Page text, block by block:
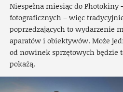
Niespełna miesiąc do
fotograficznych – więc
poprzedzających to wydarzenie
aparatów i obiektywów. Może
od nowinek sprzętowych będzie
pokażą.